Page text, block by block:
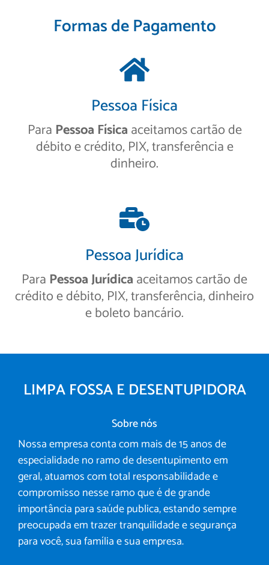
Formas de Pagamento
Pessoa Física
Para Pessoa Físicaaceitamos cartão de
débito e crédito, PIX, transferência e
dinheiro.
Pessoa Jurídica
Para Pessoa Jurídicaaceitamos cartão de
crédito e débito, PIX, transferência, dinheiro
e boleto bancário.
LIMPA FOSSA E DESENTUPIDORA
Sobre nós
Nossa empresa conta com mais de 15 anos de
especialidade no ramo de desentupimento em
geral, atuamos com total responsabilidade e
compromisso nesse ramo que é de grande
importância para saúde publica, estando sempre
preocupada em trazer tranquilidade e segurança
para você, sua família e sua empresa.